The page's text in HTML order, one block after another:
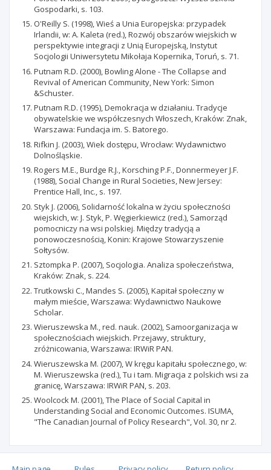
Gospodarki, s. 103.
O'Reilly S. (1998), Wieś a Unia Europejska: przypadek
Irlandii, w: A. Kaleta (red.), Rozwój obszarów wiejskich w
perspektywie integracji z Unią Europejską, Instytut
Socjologii Uniwersytetu Mikołaja Kopernika, Toruń, s. 71.
Putnam R.D. (2000), Bowling Alone - The Collapse and
Revival of American Community, New York: Simon
&Schuster.
Putnam R.D. (1995), Demokracja w działaniu. Tradycje
obywatelskie we współczesnych Włoszech, Kraków: Znak,
Warszawa: Fundacja im. S. Batorego.
Rifkin J. (2003), Wiek dostępu, Wrocław: Wydawnictwo
Dolnośląskie.
Rogers M.E., Burdge R.J., Korsching P.F., Donnermeyer J.F.
(1988), Social Change in Rural Societies, New Jersey:
Prentice Hall, Inc., s. 197.
Styk J. (2006), Solidarność lokalna w życiu społeczności
wiejskich, w: J. Styk, P. Węgierkiewicz (red.), Samorząd
pomocniczy na wsi polskiej. Między tradycją a
ponowoczesnością, Konin: Krajowe Stowarzyszenie
Sołtysów.
Sztompka P. (2007), Socjologia. Analiza społeczeństwa,
Kraków: Znak, s. 224.
Trutkowski C., Mandes S. (2005), Kapitał społeczny w
małym mieście, Warszawa: Wydawnictwo Naukowe
Scholar.
Wieruszewska M., red. nauk. (2002), Samoorganizacja w
społecznościach wiejskich. Przejawy, struktury,
zróżnicowania, Warszawa: IRWiR PAN.
Wieruszewska M. (2007), W kręgu kapitału społecznego, w:
M. Wieruszewska (red.), Tu i tam. Migracja z polskich wsi za
granicę, Warszawa: IRWiR PAN, s. 203.
Woolcock M. (2001), The Place of Social Capital in
Understanding Social and Economic Outcomes. ISUMA,
"The Canadian Journal of Policy Research", Vol. 30, nr 2.